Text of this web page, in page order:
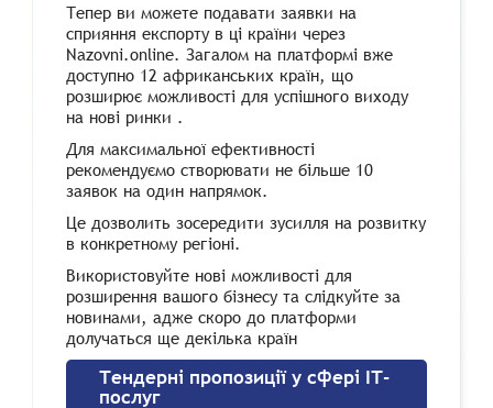
Тепер ви можете подавати заявки на
сприяння експорту в ці країни через
Nazovni.online. Загалом на платформі вже
доступно 12 африканських країн, що
розширює можливості для успішного виходу
на нові ринки .
Для максимальної ефективності
рекомендуємо створювати не більше 10
заявок на один напрямок.
Це дозволить зосередити зусилля на розвитку
в конкретному регіоні.
Використовуйте нові можливості для
розширення вашого бізнесу та слідкуйте за
новинами, адже скоро до платформи
долучаться ще декілька країн
Тендерні пропозиції у сфері ІТ-
послуг